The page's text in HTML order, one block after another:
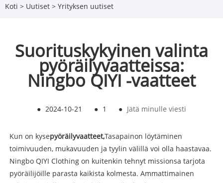
Koti > Uutiset > Yrityksen uutiset
Suorituskykyinen valinta
pyöräilyvaatteissa:
Ningbo QIYI -vaatteet
● 2024-10-21 ● 1 ● Jätä minulle viesti
Kun on kysepyöräilyvaatteet,Tasapainon löytäminen
toimivuuden, mukavuuden ja tyylin välillä voi olla haastavaa.
Ningbo QIYI Clothing on kuitenkin tehnyt missionsa tarjota
pyöräilijöille parasta kaikista kolmesta. Ammattimainen